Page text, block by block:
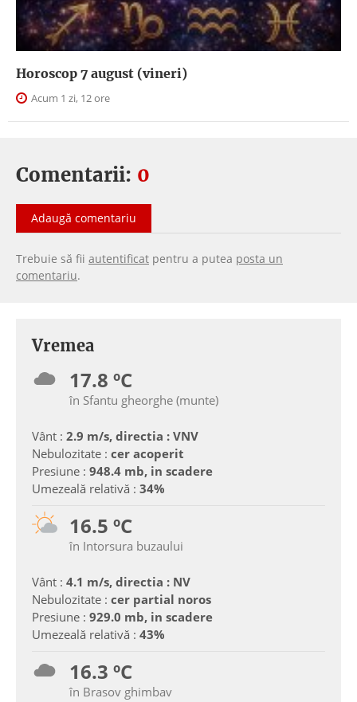
Horoscop 7 august (vineri)
Acum 1 zi, 12 ore
Comentarii: 0
Adaugă comentariu
Trebuie să fii autentificat pentru a putea posta un
comentariu.
Vremea
17.8 ºC
în Sfantu gheorghe (munte)
Vânt : 2.9 m/s, directia : VNV
Nebulozitate : cer acoperit
Presiune : 948.4 mb, in scadere
Umezeală relativă : 34%
16.5 ºC
în Intorsura buzaului
Vânt : 4.1 m/s, directia : NV
Nebulozitate : cer partial noros
Presiune : 929.0 mb, in scadere
Umezeală relativă : 43%
16.3 ºC
în Brasov ghimbav